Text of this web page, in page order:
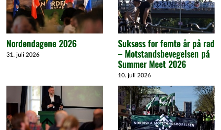
Nordendagene 2026
31. juli 2026
Suksess for femte år på rad
– Motstandsbevegelsen på
Summer Meet 2026
10. juli 2026